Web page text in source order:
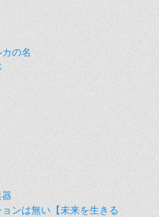
の名
ンは無い【未来を生きる